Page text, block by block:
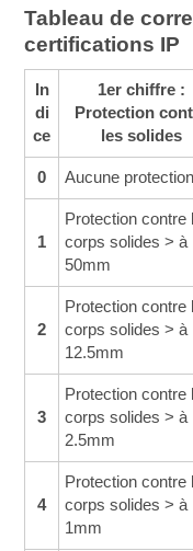
Tableau de
certifications IP
In
di
ce
1er chiffre :
Protection
les solides
0 Aucune protection
1
Protection contre
corps solides > à
50mm
2
Protection contre
corps solides > à
12.5mm
3
Protection contre
corps solides > à
2.5mm
4
Protection contre
corps solides > à
1mm